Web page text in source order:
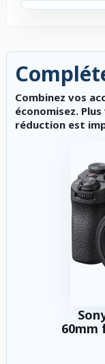
Combinez vos
économisez.
réduction est
60mm